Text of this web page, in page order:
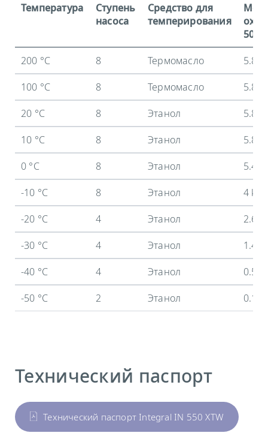
Температура
Ступень
насоса
Средство для
темперирования
50 Гц
200 °C
8 Термомасло
5.8
100 °C
8 Термомасло
5.8
20 °C
8 Этанол
5.8
10 °C
8 Этанол
5.8
0 °C
8 Этанол
5.4
-10 °C
8 Этанол
4 kW
-20 °C
4 Этанол
2.6
-30 °C
4 Этанол
1.45
-40 °C
4 Этанол
0.55
-50 °C
2 Этанол 0.12
Технический паспорт
Технический паспорт Integral IN 550 XTW